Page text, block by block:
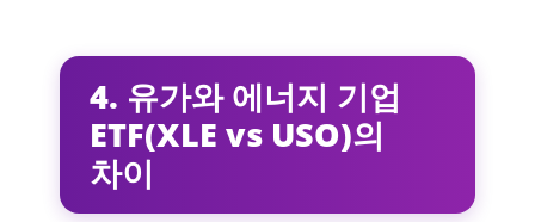
4. 유가와 에너지 기업
ETF(XLE vs USO)의
차이